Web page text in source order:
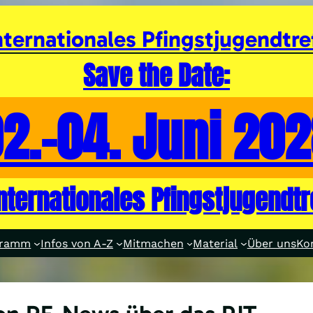
Save the Date:
04. Juni
Infos von A-Z Mitmachen Material Über uns